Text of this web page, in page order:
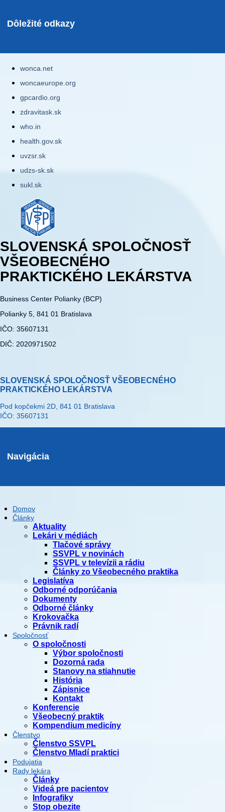
Dôležité odkazy
wonca.net
woncaeurope.org
gpcardio.org
zdravitask.sk
who.in
health.gov.sk
uvzsr.sk
udzs-sk.sk
sukl.sk
SLOVENSKÁ SPOLOČNOSŤ
VŠEOBECNÉHO
PRAKTICKÉHO LEKÁRSTVA
Business Center Polianky (BCP)
Polianky 5, 841 01 Bratislava
IČO: 35607131
DIČ: 2020971502
SLOVENSKÁ SPOLOČNOSŤ VŠEOBECNÉHO
PRAKTICKÉHO LEKÁRSTVA
Pod kopčekmi 2D, 841 01 Bratislava
IČO: 35607131
Navigácia
Domov
Články
Aktuality
Lekári v médiách
Tlačové správy
SSVPL v novinách
SSVPL v televízii a rádiu
Články zo Všeobecného praktika
Legislatíva
Odborné odporúčania
Dokumenty
Odborné články
Krokovačka
Právnik radí
Spoločnosť
O spoločnosti
Výbor spoločnosti
Dozorná rada
Stanovy na stiahnutie
História
Zápisnice
Kontakt
Konferencie
Všeobecný praktik
Kompendium medicíny
Členstvo
Členstvo SSVPL
Členstvo Mladí praktici
Podujatia
Rady lekára
Články
Videá pre pacientov
Infografiky
Stop obezite